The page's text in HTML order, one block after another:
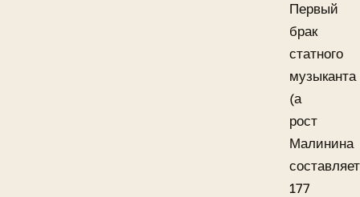
Первый
брак
статного
музыканта
(а
рост
Малинина
составляет
177